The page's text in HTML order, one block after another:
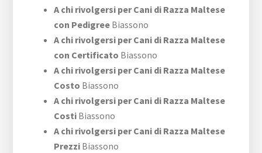
A chi rivolgersi per Cani di Razza Maltese
con Pedigree Biassono
A chi rivolgersi per Cani di Razza Maltese
con Certificato Biassono
A chi rivolgersi per Cani di Razza Maltese
Costo Biassono
A chi rivolgersi per Cani di Razza Maltese
Costi Biassono
A chi rivolgersi per Cani di Razza Maltese
Prezzi Biassono